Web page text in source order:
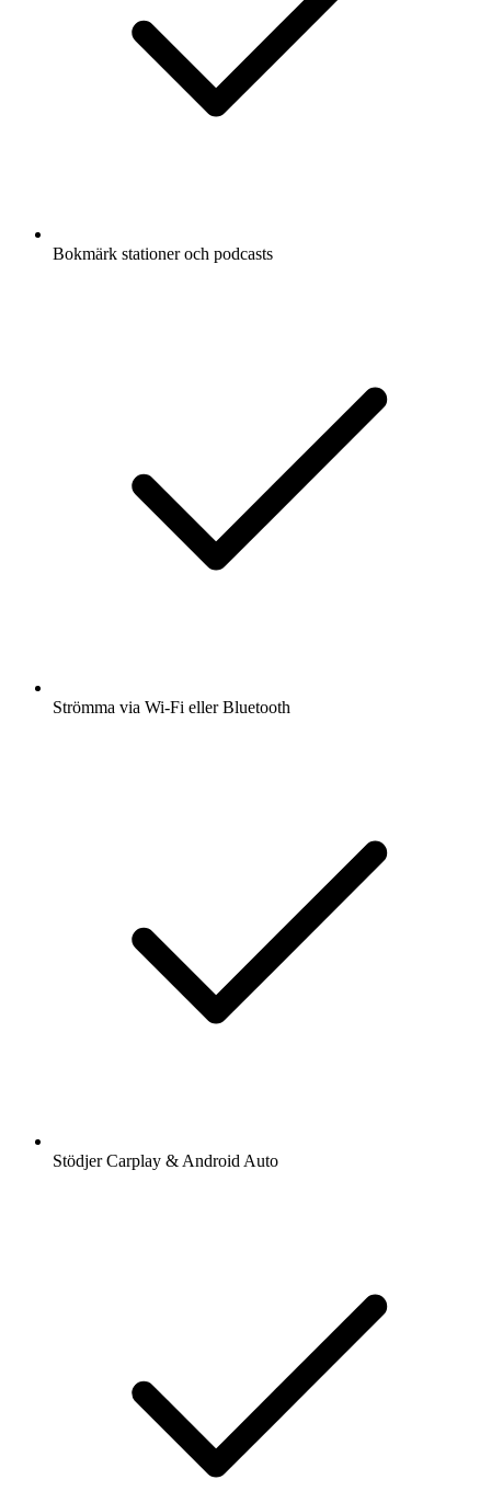
Bokmärk stationer och podcasts
Strömma via Wi-Fi eller Bluetooth
Stödjer Carplay & Android Auto